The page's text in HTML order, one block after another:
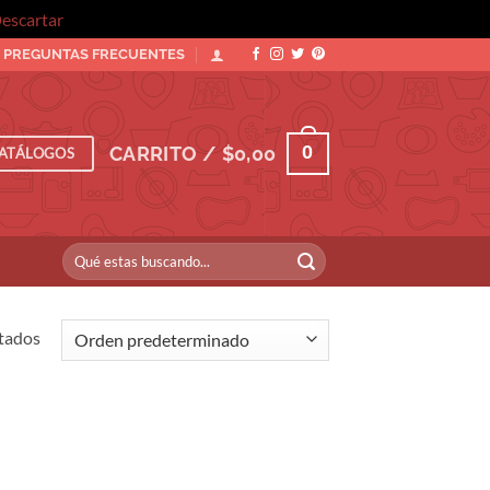
PREGUNTAS FRECUENTES
CARRITO /$0,00 0
Buscar
por: